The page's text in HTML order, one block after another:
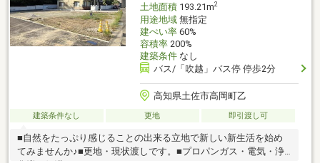
土地面積193.21m2
用途地域無指定
建ぺい率60%
容積率200%
建築条件なし
バス/「吹越」バス停 停歩2分
高知県土佐市高岡町乙
建築条件なし 更地 即引渡し可
■自然をたっぷり感じることの出来る立地で新しい新生活を始め
てみませんか♪■更地・現状渡しです。■プロパンガス・電気・浄